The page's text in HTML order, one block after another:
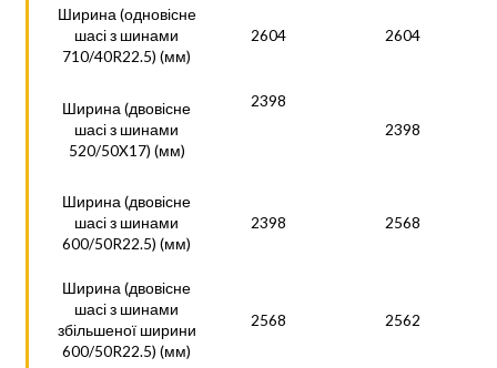
Ширина (одновісне
шасі з шинами
710/40R22.5) (мм)
2604 2604
Ширина (двовісне
шасі з шинами
520/50X17) (мм)
2398
2398
Ширина (двовісне
шасі з шинами
600/50R22.5) (мм)
2398 2568
Ширина (двовісне
шасі з шинами
збільшеної ширини
600/50R22.5) (мм)
2568 2562